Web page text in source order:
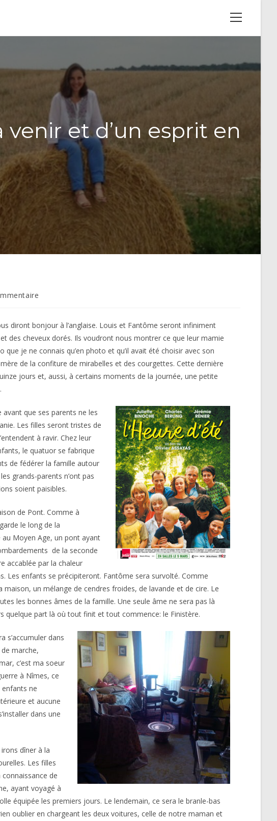
View
et d’un esprit en
:
diront bonjour à l’anglaise. Louis et Fantôme seront infiniment
des cheveux dorés. Ils voudront nous montrer ce que leur mamie
je ne connais qu’en photo et qu’il avait été choisir avec son
de la confiture de mirabelles et des courgettes. Cette dernière
jours et, aussi, à certains moments de la journée, une petite
que ses parents ne les
Les filles seront tristes de
à ravir. Chez leur
le quatuor se fabrique
de fédérer la famille autour
grands-parents n’ont pas
soient paisibles.
de Pont. Comme à
le long de la
Moyen Age, un pont ayant
de la seconde
accablée par la chaleur
Les enfants se précipiteront. Fantôme sera survolté. Comme
un mélange de cendres froides, de lavande et de cire. Le
les bonnes âmes de la famille. Une seule âme ne sera pas là
quelque part là où tout finit et tout commence: le Finistère.
s’accumuler dans
marche,
c’est ma soeur
à Nîmes, ce
ne
et aucune
dans une
dîner à la
Les filles
de
ayant voyagé à
équipée les premiers jours. Le lendemain, ce sera le branle-bas
oublier en chargeant les deux voitures, celle de notre maman et